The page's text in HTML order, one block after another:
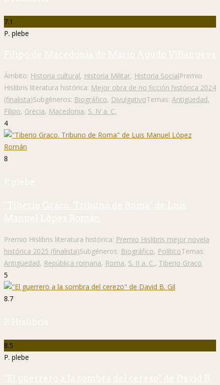
7.1
P. plebe
Filipo de Macedonia de Mario Agudo Villanueva
Ámbito: Historia cultural, Historia Militar, Historia SocialPremio
Hislibris literatura histórica: Mejor obra de no ficción histórica 2024
(finalista)Subgéneros: Biográfico, DivulgativoTemas: Antigüedad,
Filipo, Grecia, Macedonia, S. IV a. C.
4
8
P. plebe
"Tiberio Graco. Tribuno de Roma" de Luis
Manuel López Román
Premio Hislibris literatura histórica: Premio Hislibris mejor novela
histórica 2025 (finalista)Subgéneros: Biográfico, PolíticoTemas:
Antigüedad, República romana, Roma, S. II a. C., Tiberio Graco
5
8.7
P. Hislibris
8.5
P. plebe
"El guerrero a la sombra del cerezo" de David B.